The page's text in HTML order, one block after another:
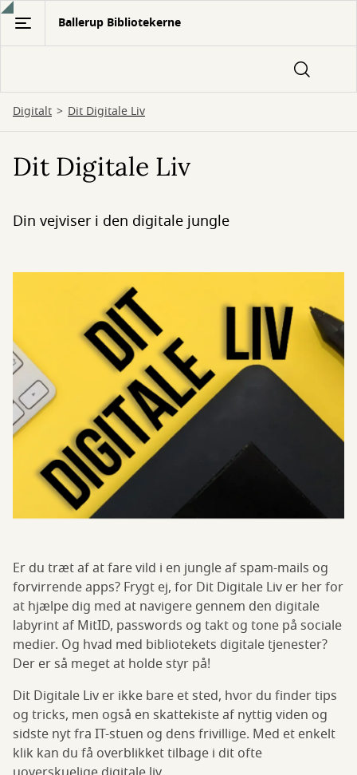
Gå
hovedindhold
Ballerup Bibliotekerne
Digitalt Dit Digitale Liv
Dit Digitale Liv
Din vejviser i den digitale jungle
Er du træt af at fare vild i en jungle af spam-mails og
forvirrende apps? Frygt ej, for Dit Digitale Liv er her for
at hjælpe dig med at navigere gennem den digitale
labyrint af MitID, passwords og takt og tone på sociale
medier. Og hvad med bibliotekets digitale tjenester?
Der er så meget at holde styr på!
Dit Digitale Liv er ikke bare et sted, hvor du finder tips
og tricks, men også en skattekiste af nyttig viden og
sidste nyt fra IT-stuen og dens frivillige. Med et enkelt
klik kan du få overblikket tilbage i dit ofte